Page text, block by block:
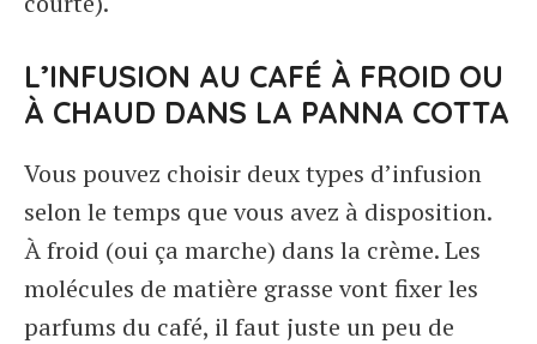
L’INFUSION AU CAFÉ À FROID OU
À CHAUD DANS LA PANNA COTTA
Vous pouvez choisir deux types d’infusion
selon le temps que vous avez à disposition.
À froid (oui ça marche) dans la crème. Les
molécules de matière grasse vont fixer les
parfums du café, il faut juste un peu de